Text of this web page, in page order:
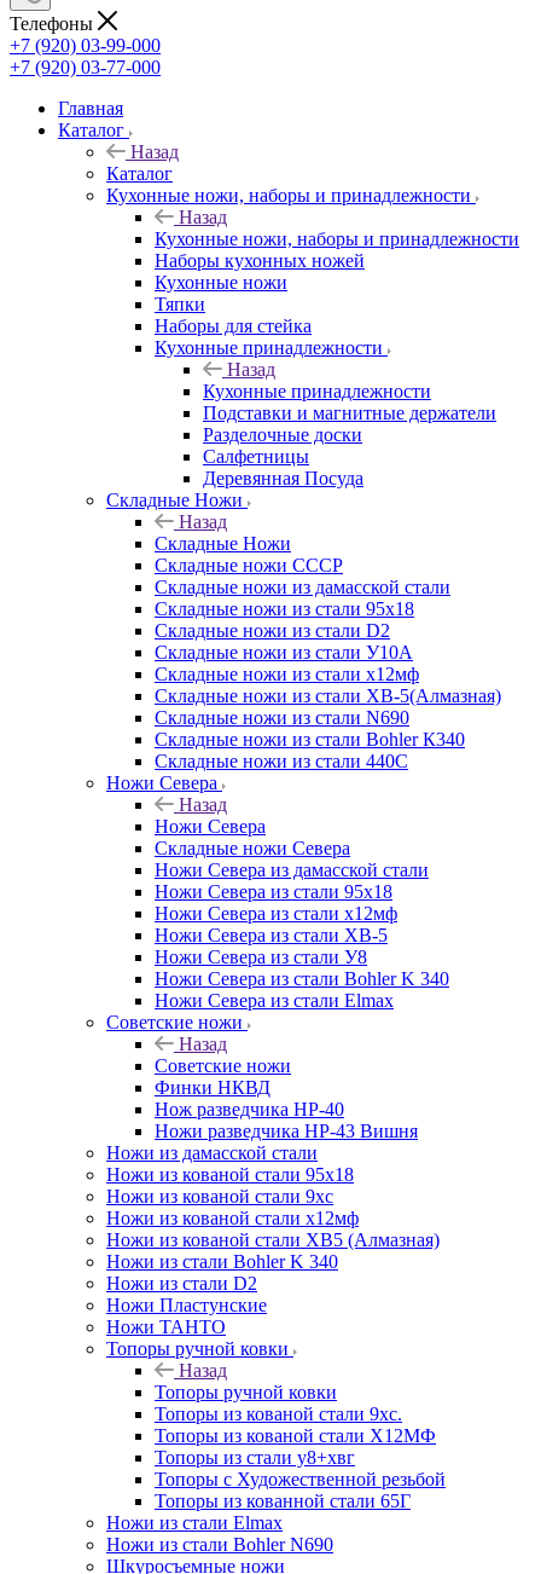
Телефоны
+7 (920) 03-99-000
+7 (920) 03-77-000
Главная
Каталог
Назад
Каталог
Кухонные ножи, наборы и принадлежности
Назад
Кухонные ножи, наборы и принадлежности
Наборы кухонных ножей
Кухонные ножи
Тяпки
Наборы для стейка
Кухонные принадлежности
Назад
Кухонные принадлежности
Подставки и магнитные держатели
Разделочные доски
Салфетницы
Деревянная Посуда
Складные Ножи
Назад
Складные Ножи
Cкладные ножи СССР
Складные ножи из дамасской стали
Складные ножи из стали 95х18
Складные ножи из стали D2
Складные ножи из стали У10А
Складные ножи из стали х12мф
Складные ножи из стали ХВ-5(Алмазная)
Складные ножи из стали N690
Складные ножи из стали Bohler К340
Складные ножи из стали 440С
Ножи Севера
Назад
Ножи Севера
Складные ножи Севера
Ножи Севера из дамасской стали
Ножи Севера из стали 95х18
Ножи Севера из стали х12мф
Ножи Севера из стали ХВ-5
Ножи Севера из стали У8
Ножи Севера из стали Bohler K 340
Ножи Севера из стали Elmax
Советские ножи
Назад
Советские ножи
Финки НКВД
Нож разведчика НР-40
Ножи разведчика НР-43 Вишня
Ножи из дамасской стали
Ножи из кованой стали 95х18
Ножи из кованой стали 9хс
Ножи из кованой стали х12мф
Ножи из кованой стали ХВ5 (Алмазная)
Ножи из стали Bohler K 340
Ножи из стали D2
Ножи Пластунские
Ножи ТАНТО
Топоры ручной ковки
Назад
Топоры ручной ковки
Топоры из кованой стали 9хс.
Топоры из кованой стали Х12МФ
Топоры из стали у8+хвг
Топоры с Художественной резьбой
Топоры из кованной стали 65Г
Ножи из стали Elmax
Ножи из стали Bohler N690
Шкуросъемные ножи